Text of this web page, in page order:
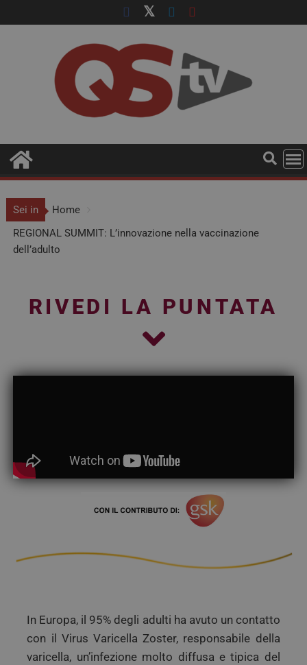
Sei in
Home
REGIONAL SUMMIT: L’innovazione nella vaccinazione
dell’adulto
RIVEDI LA PUNTATA
In Europa, il 95% degli adulti ha avuto un contatto
con il Virus Varicella Zoster, responsabile della
varicella, un’infezione molto diffusa e tipica del